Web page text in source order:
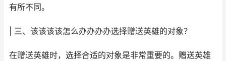
有所不同。
| 三、该该该该怎么办办办办选择赠送英雄的对象？
在赠送英雄时，选择合适的对象是非常重要的。赠送英雄